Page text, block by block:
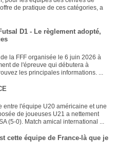
de pratique de ces catégories, a
D1 - Le règlement adopté,
la FFF organisée le 6 juin 2026 à
de l'épreuve qui débutera à
les principales informations. ...
entre l'équipe U20 américaine et une
de joueuses U21 a nettement
(5-0). Match amical international ...
cette équipe de France-là que je